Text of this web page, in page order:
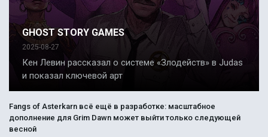
GHOST STORY GAMES
2025-08-27
Кен Левин рассказал о системе «Злодейств» в Judas
и показал ключевой арт
Fangs of Asterkarn всё ещё в разработке: масштабное
дополнение для Grim Dawn может выйти только следующей
весной